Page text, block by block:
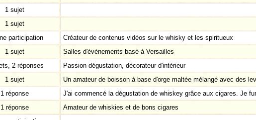
1 sujet
1 sujet
participation
Créateur de contenus vidéos sur le whisky et les spiritueux
1 sujet
Salles d'événements basé à Versailles
2 réponses
Passion dégustation, décorateur d'intérieur
1 sujet
Un amateur de boisson à base d'orge maltée mélangé avec des
1 réponse
J'ai commencé la dégustation de whiskey grâce aux cigares. Je
1 réponse
Amateur de whiskies et de bons cigares